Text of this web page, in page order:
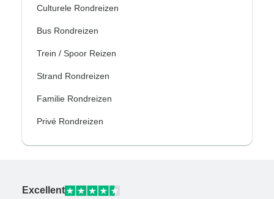
Culturele Rondreizen
Bus Rondreizen
Trein / Spoor Reizen
Strand Rondreizen
Familie Rondreizen
Privé Rondreizen
Excellent